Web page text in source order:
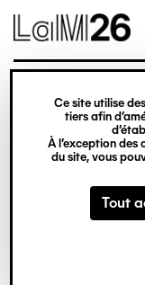
Gestion des
Ce site utilise
tiers afin
À l’exception
du site, vous
Tout
contenu